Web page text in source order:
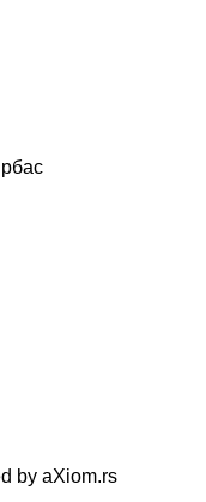
by aXiom.rs